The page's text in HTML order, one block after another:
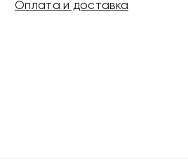
Оплата и доставка